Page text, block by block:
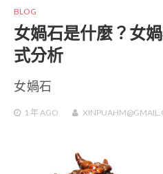
BLOG
女媧石是什麼？女
式分析
女媧石
1 年 AGO